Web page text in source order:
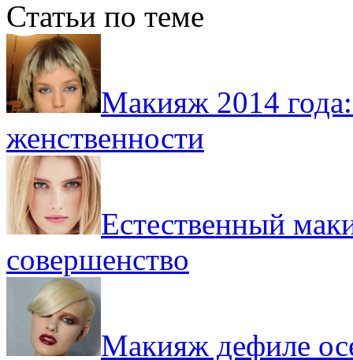
Статьи по теме
Макияж 2014
женственности
Естественный
совершенство
Макияж дефиле